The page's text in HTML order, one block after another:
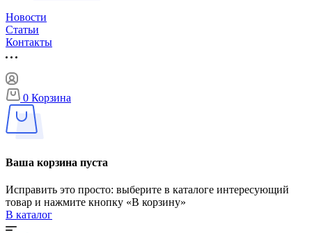
Новости
Статьи
Контакты
0 Корзина
Ваша корзина пуста
Исправить это просто: выберите в каталоге интересующий
товар и нажмите кнопку «В корзину»
В каталог